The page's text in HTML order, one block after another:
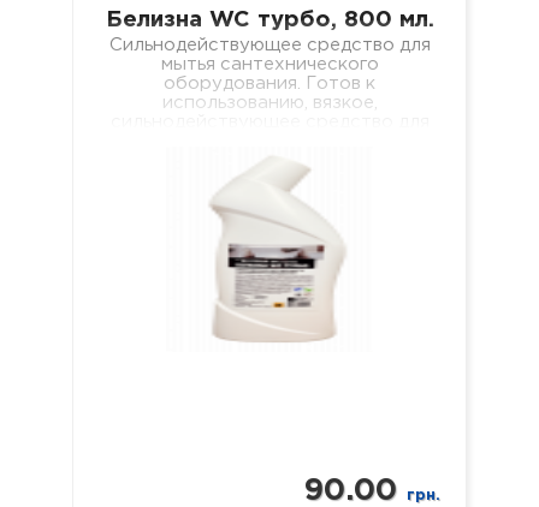
Белизна WC турбо, 800 мл.
Сильнодействующее средство для
мытья сантехнического
оборудования. Готов к
использованию, вязкое,
удаления мочевого камня,
кальциевых и известковых
отложений с внутренних
поверхностей…
90.00 грн.